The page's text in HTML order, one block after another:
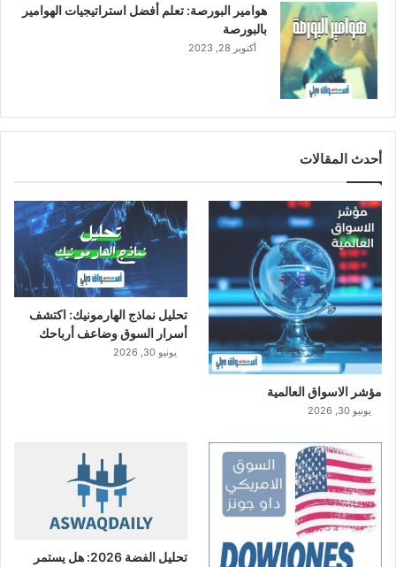
هوامير البورصة: تعلم أفضل استراتيجيات الهوامير
بالبورصة
أكتوبر 28, 2023
أحدث المقالات
مؤشر الاسواق العالمية
يونيو 30, 2026
تحليل نماذج الهارمونيك: اكتشف
أسرار السوق وضاعف أرباحك
يونيو 30, 2026
تحليل الفضة 2026: هل يستمر